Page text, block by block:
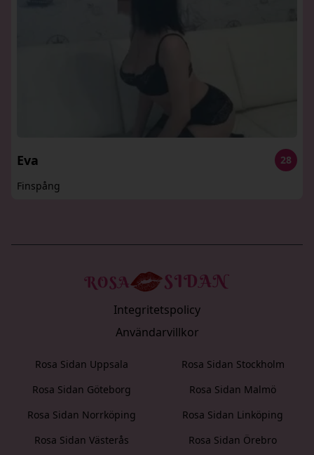
Eva
28
Finspång
Integritetspolicy
Användarvillkor
Rosa Sidan Uppsala
Rosa Sidan Stockholm
Rosa Sidan Göteborg
Rosa Sidan Malmö
Rosa Sidan Norrköping
Rosa Sidan Linköping
Rosa Sidan Västerås
Rosa Sidan Örebro